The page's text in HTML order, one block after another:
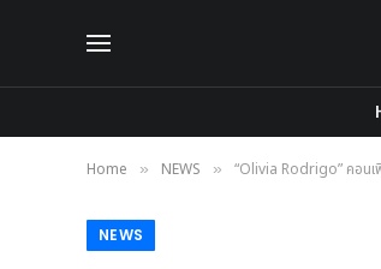
Home » NEWS » “Olivia Rodrigo” คอนเ
NEWS